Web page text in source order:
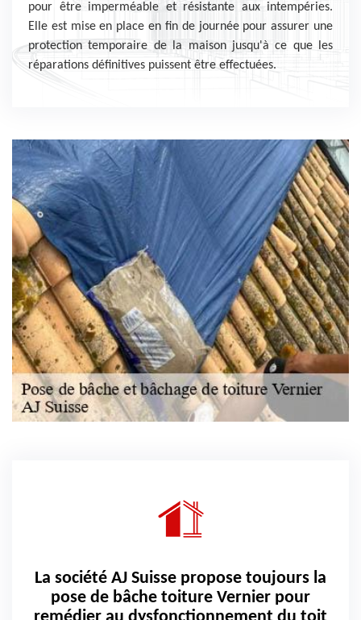
pour être imperméable et résistante aux intempéries.
Elle est mise en place en fin de journée pour assurer une
protection temporaire de la maison jusqu'à ce que les
réparations définitives puissent être effectuées.
La société AJ Suisse propose toujours la
pose de bâche toiture Vernier pour